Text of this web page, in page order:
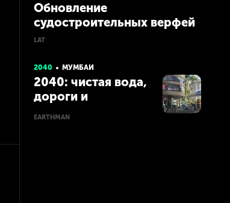
Обновление
судостроительных верфей
Николаева
LAT
2040 МУМБАИ
2040: чистая вода,
дороги и
небоскребы
EARTHMAN